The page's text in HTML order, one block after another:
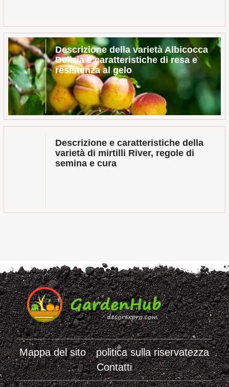
Descrizione della varietà Albicocca
Delizia e caratteristiche di resa e
resistenza al gelo
Descrizione e caratteristiche della
varietà di mirtilli River, regole di
semina e cura
Mappa del sito
politica sulla riservatezza
Contatti